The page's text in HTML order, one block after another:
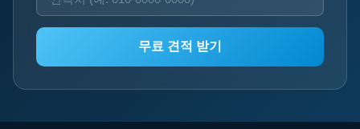
무료 견적 받기